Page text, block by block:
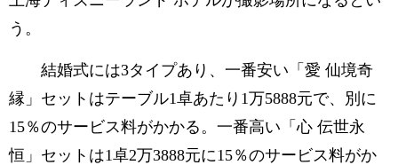
う。
結婚式には3タイプあり、一番安い「愛 仙境奇
縁」セットはテーブル1卓あたり1万5888元で、別に
15％のサービス料がかかる。一番高い「心 伝世永
恒」セットは1卓2万3888元に15％のサービス料がか